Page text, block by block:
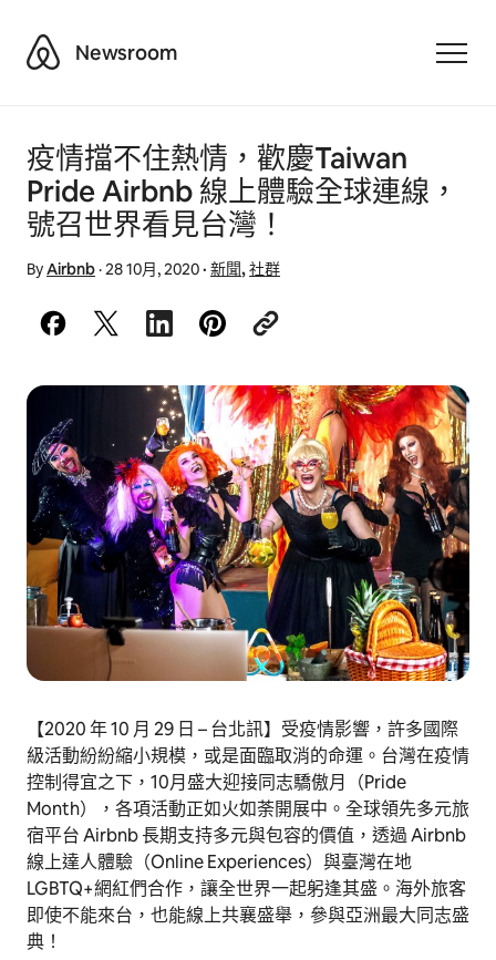
AirbnbNewsroom
疫情擋不住熱情，歡慶Taiwan
Pride Airbnb 線上體驗全球連線，
號召世界看見台灣！
ByAirbnb·28 10月, 2020· 新聞,社群
【2020 年 10 月 29 日 – 台北訊】受疫情影響，許多國際
級活動紛紛縮小規模，或是面臨取消的命運。台灣在疫情
控制得宜之下，10月盛大迎接同志驕傲月（Pride
Month），各項活動正如火如荼開展中。全球領先多元旅
宿平台 Airbnb 長期支持多元與包容的價值，透過 Airbnb
線上達人體驗（Online Experiences）與臺灣在地
LGBTQ+網紅們合作，讓全世界一起躬逢其盛。海外旅客
即使不能來台，也能線上共襄盛舉，參與亞洲最大同志盛
典！